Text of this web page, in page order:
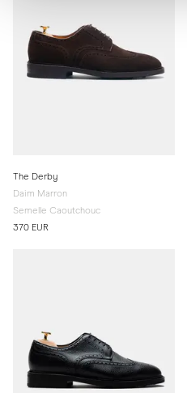
The Derby
Daim Marron
Semelle Caoutchouc
370 EUR